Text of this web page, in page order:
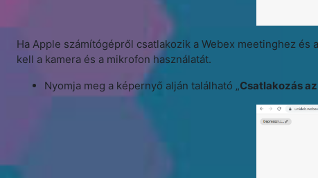
Ha Apple számítógépről csatlakozik a Webex meetinghez
kell a kamera és a mikrofon használatát.
Nyomja meg a képernyő alján található „Csatlakozás